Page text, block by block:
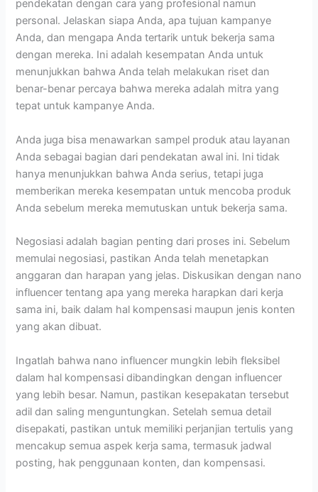
pendekatan dengan cara yang profesional namun
personal. Jelaskan siapa Anda, apa tujuan kampanye
Anda, dan mengapa Anda tertarik untuk bekerja sama
dengan mereka. Ini adalah kesempatan Anda untuk
menunjukkan bahwa Anda telah melakukan riset dan
benar-benar percaya bahwa mereka adalah mitra yang
tepat untuk kampanye Anda.
Anda juga bisa menawarkan sampel produk atau layanan
Anda sebagai bagian dari pendekatan awal ini. Ini tidak
hanya menunjukkan bahwa Anda serius, tetapi juga
memberikan mereka kesempatan untuk mencoba produk
Anda sebelum mereka memutuskan untuk bekerja sama.
Negosiasi adalah bagian penting dari proses ini. Sebelum
memulai negosiasi, pastikan Anda telah menetapkan
anggaran dan harapan yang jelas. Diskusikan dengan nano
influencer tentang apa yang mereka harapkan dari kerja
sama ini, baik dalam hal kompensasi maupun jenis konten
yang akan dibuat.
Ingatlah bahwa nano influencer mungkin lebih fleksibel
dalam hal kompensasi dibandingkan dengan influencer
yang lebih besar. Namun, pastikan kesepakatan tersebut
adil dan saling menguntungkan. Setelah semua detail
disepakati, pastikan untuk memiliki perjanjian tertulis yang
mencakup semua aspek kerja sama, termasuk jadwal
posting, hak penggunaan konten, dan kompensasi.